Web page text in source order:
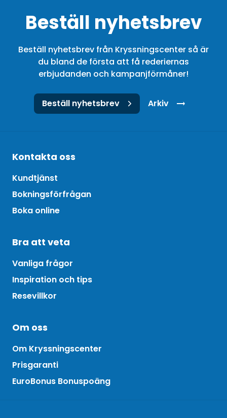
Beställ nyhetsbrev
Beställ nyhetsbrev från Kryssningscenter så är
du bland de första att få rederiernas
erbjudanden och kampanjförmåner!
Beställ nyhetsbrev Arkiv
Kontakta oss
Kundtjänst
Bokningsförfrågan
Boka online
Bra att veta
Vanliga frågor
Inspiration och tips
Resevillkor
Om oss
Om Kryssningscenter
Prisgaranti
EuroBonus Bonuspoäng